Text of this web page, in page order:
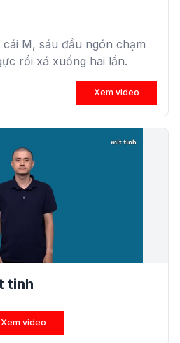
M, sáu đầu ngón chạm
rồi xá xuống hai lần.
Xem video
tinh
Xem video